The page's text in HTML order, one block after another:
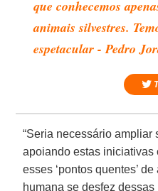
que conhecemos
animais silvestres.
espetacular - Pedro
“Seria necessário ampliar
apoiando estas
esses ‘pontos quentes’
humana se desfez